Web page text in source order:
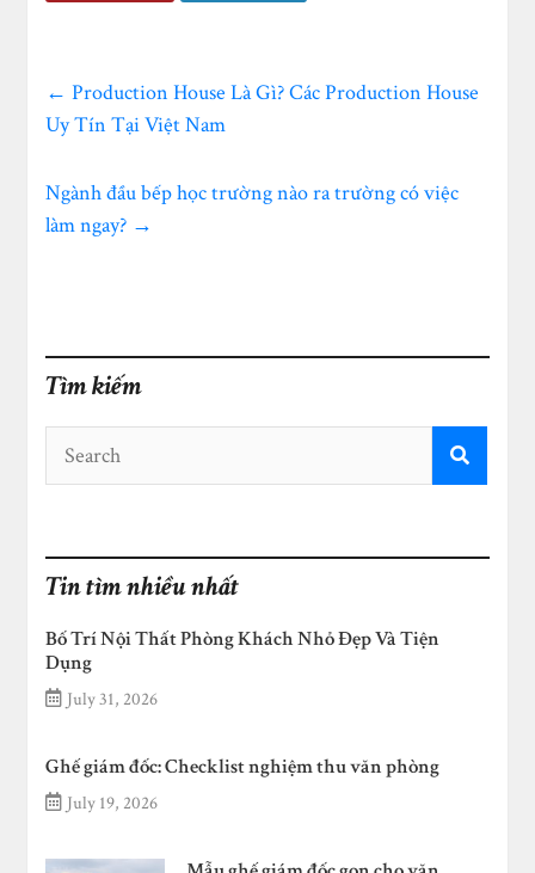
← Production House Là Gì? Các Production House
Uy Tín Tại Việt Nam
Ngành đầu bếp học trường nào ra trường có việc
làm ngay? →
Tìm kiếm
Tin tìm nhiều nhất
Bố Trí Nội Thất Phòng Khách Nhỏ Đẹp Và Tiện
Dụng
July 31, 2026
Ghế giám đốc: Checklist nghiệm thu văn phòng
July 19, 2026